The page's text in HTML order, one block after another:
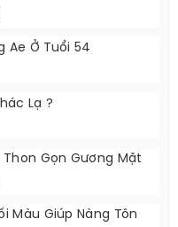
Ae Ở Tuổi 54
Lạ ?
Thon Gọn Gương Mặt
Màu Giúp Nàng Tôn